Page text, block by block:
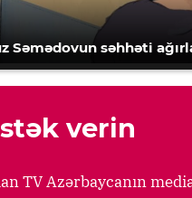
Səmədovun səhhəti
verin
TV Azərbaycanın